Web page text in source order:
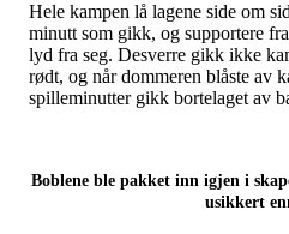
Hele kampen lå lagene side om
minutt som gikk, og supportere
lyd fra seg. Desverre gikk ikke
rødt, og når dommeren blåste av
spilleminutter gikk bortelaget av
Boblene ble pakket inn igjen i
usikkert